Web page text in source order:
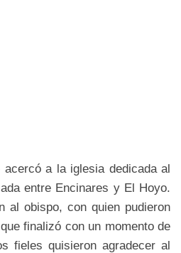
a la iglesia dedicada al
entre Encinares y El Hoyo.
al obispo, con quien pudieron
finalizó con un momento de
fieles quisieron agradecer al